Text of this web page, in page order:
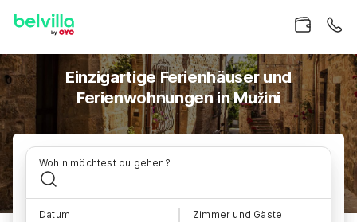
Einzigartige Ferienhäuser und
Ferienwohnungen in Mužini
Wohin möchtest du gehen?
Datum Zimmer und Gäste